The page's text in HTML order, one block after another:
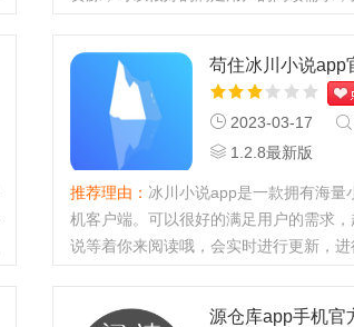
苟住冰川小说app
2023-03-17
1.2.8最新版
推荐理由： 冰川小说app是一款拥有海量
机客户端。可以很好的满足用户的需求
说等着你来阅读哦，会实时进行更新，
源仓库app手机官